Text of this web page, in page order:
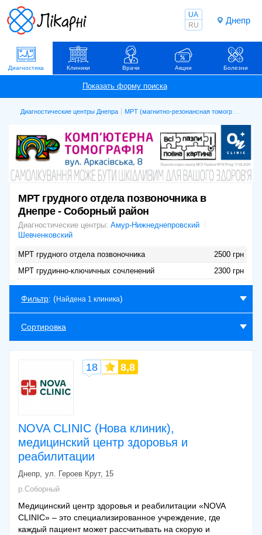
Днепр
UA
RU
Диагностика Клиники Врачи Акции Болезни
Диагностические центры Днепра МРТ (магнитно-резонансная томография)
МРТ грудного отдела позвоночника в
Днепре - Соборный район
Диагностические центры: Амур-Нижнеднепровский
Шевченковский
МРТ грудного отдела позвоночника
2500 грн
МРТ грудинно-ключичных сочленений
2300 грн
Фильтр: (Найдена 1 клиника)
Сортировка
NOVA CLINIC (Нова клиник),
медицинский центр здоровья и
реабилитации
18 8,8
Днепр ул. Героев Крут, 15
р.Соборный
Медицинский центр здоровья и реабилитации «NOVA
CLINIC» – это специализированное учреждение, где
каждый пациент может рассчитывать на скорую и